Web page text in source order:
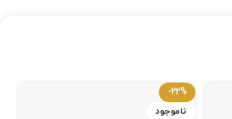
-22%
ناموجود